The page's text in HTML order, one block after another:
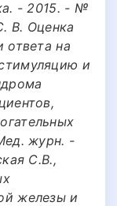
- 2015. - №
В. Оценка
ответа на
и
журн. -
С.В.,
железы и